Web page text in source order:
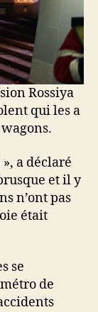
Rossiya
qui les a
», a déclaré
et il y
n’ont pas
était
se
de